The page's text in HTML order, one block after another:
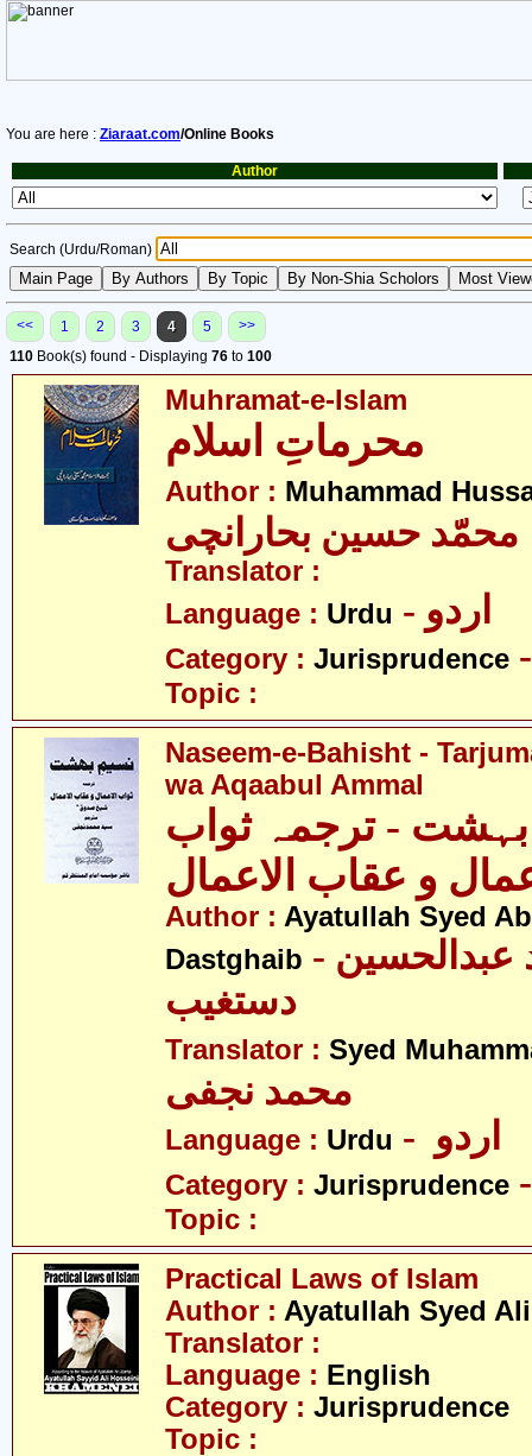
You are here : Ziaraat.com/Online Books
Author
Search (Urdu/Roman)
<< 1 2 3 4 5
>>
110 Book(s) found - Displaying 76 to 100
Muhramat-e-Islam
محرماتِ اسلام
Author : Muhammad
محمّد حسین بحارانچی
Translator :
Language : Urdu - اردو
Category : Jurisprudence
Topic :
Naseem-e-Bahisht -
wa Aqaabul Ammal
- ترجمہ ثواب
و عقاب الاعمال
Author : Ayatullah Syed
Dastghaib - آیت اللہ سیّد عبدالحسین
دستغیب
Translator : Syed
محمد نجفی
Language : Urdu
Category : Jurisprudence
Topic :
Practical Laws of Islam
Author : Ayatullah Syed
Translator :
Language : English
Category : Jurisprudence
Topic :